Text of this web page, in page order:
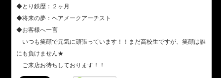
◆とり鉄歴：２ヶ月
◆将来の夢：ヘアメークアーチスト
◆お客様へ一言
いつも笑顔で元気に頑張っています！！まだ高校生ですが、笑顔は誰
にも負けません★
ご来店お待ちしております！！